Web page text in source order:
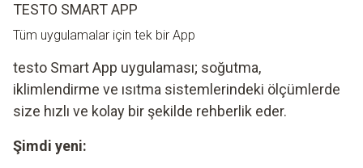
TESTO SMART APP
Tüm uygulamalar için tek bir App
testo Smart App uygulaması; soğutma,
iklimlendirme ve ısıtma sistemlerindeki ölçümlerde
size hızlı ve kolay bir şekilde rehberlik eder.
Şimdi yeni: